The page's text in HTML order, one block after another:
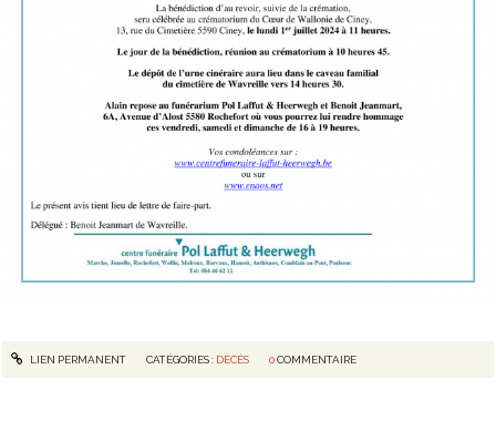
LIEN PERMANENT CATÉGORIES : DÉCÈS 0COMMENTAIRE